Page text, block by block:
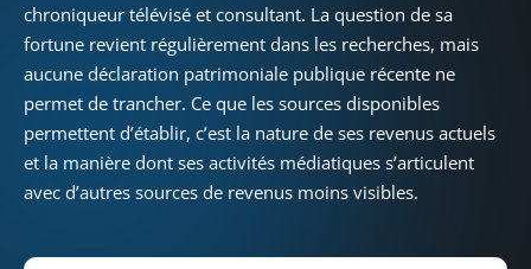
chroniqueur télévisé et consultant. La question de sa
fortune revient régulièrement dans les recherches, mais
aucune déclaration patrimoniale publique récente ne
permet de trancher. Ce que les sources disponibles
permettent d’établir, c’est la nature de ses revenus actuels
et la manière dont ses activités médiatiques s’articulent
avec d’autres sources de revenus moins visibles.